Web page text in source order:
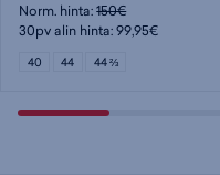
Norm. hinta:150€
30pv alin hinta: 99,95€
40 44 44 ⅔